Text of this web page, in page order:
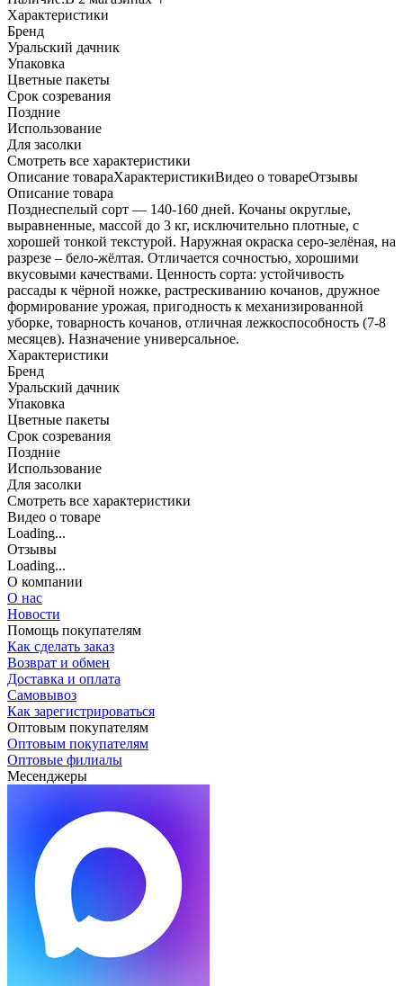
Характеристики
Бренд
Уральский дачник
Упаковка
Цветные пакеты
Срок созревания
Поздние
Использование
Для засолки
Cмотреть все характеристики
Описание товараХарактеристикиВидео о товареОтзывы
Описание товара
Позднеспелый сорт — 140-160 дней. Кочаны округлые,
выравненные, массой до 3 кг, исключительно плотные, с
хорошей тонкой текстурой. Наружная окраска серо-зелёная, на
разрезе – бело-жёлтая. Отличается сочностью, хорошими
вкусовыми качествами. Ценность сорта: устойчивость
рассады к чёрной ножке, растрескиванию кочанов, дружное
формирование урожая, пригодность к механизированной
уборке, товарность кочанов, отличная лежкоспособность (7-8
месяцев). Назначение универсальное.
Характеристики
Бренд
Уральский дачник
Упаковка
Цветные пакеты
Срок созревания
Поздние
Использование
Для засолки
Cмотреть все характеристики
Видео о товаре
Loading...
Отзывы
Loading...
О компании
О нас
Новости
Помощь покупателям
Как сделать заказ
Возврат и обмен
Доставка и оплата
Самовывоз
Как зарегистрироваться
Оптовым покупателям
Оптовым покупателям
Оптовые филиалы
Месенджеры